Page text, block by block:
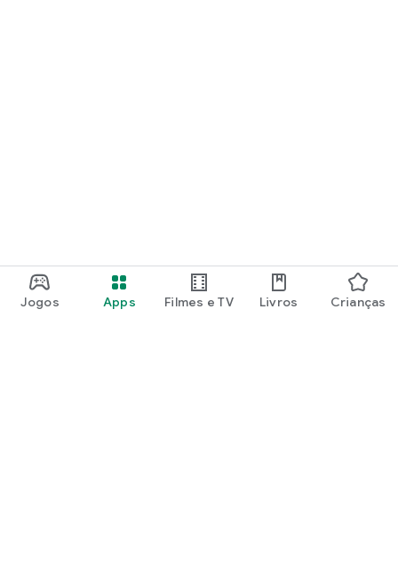
Jogos Apps Filmes e TV Livros Crianças